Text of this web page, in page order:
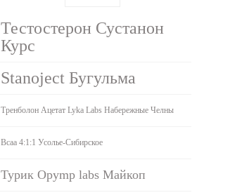
Тестостерон Сустанон
Курс
Stanoject Бугульма
Тренболон Ацетат Lyka Labs Набережные Челны
Bcaa 4:1:1 Усолье-Сибирское
Турик Opymp labs Майкоп